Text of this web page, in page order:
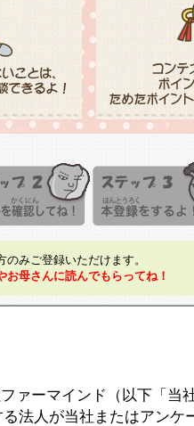
みご登録いただけます。
母さんに読んでもらってね！
ァーマインド（以下「当
法人が当社またはアンケ